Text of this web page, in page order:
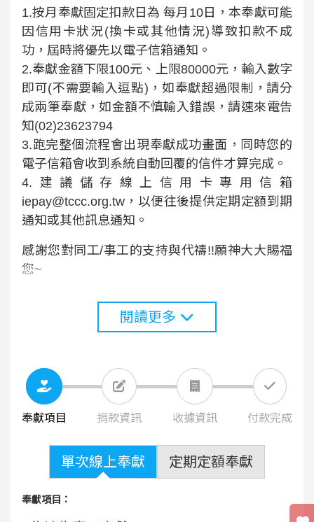
1.按月奉獻固定扣款日為 每月10日，本奉獻可能
因信用卡狀況(換卡或其他情況)導致扣款不成
功，屆時將優先以電子信箱通知。
2.奉獻金額下限100元、上限80000元，輸入數字
即可(不需要輸入逗點)，如奉獻超過限制，請分
成兩筆奉獻，如金額不慎輸入錯誤，請速來電告
知(02)23623794
3.跑完整個流程會出現奉獻成功畫面，同時您的
電子信箱會收到系統自動回覆的信件才算完成。
4.建議儲存線上信用卡專用信箱
iepay@tccc.org.tw，以便往後提供定期定額到期
通知或其他訊息通知。
感謝您對同工/事工的支持與代禱!!願神大大賜福
您~
閱讀更多
奉獻項目 捐款資訊 收據資訊 付款完成
單次線上奉獻 定期定額奉獻
奉獻項目：